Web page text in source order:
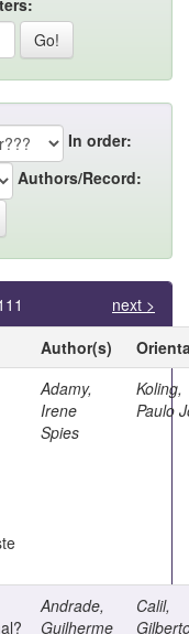
In order:
Authors/Record:
next >
Author(s)
Adamy,
Irene
Spies
Koling,
Paulo
Andrade,
Guilherme
Calil,